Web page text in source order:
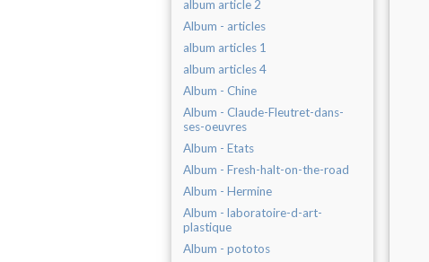
album article 2
Album - articles
album articles 1
album articles 4
Album - Chine
Album - Claude-Fleutret-dans-
ses-oeuvres
Album - Etats
Album - Fresh-halt-on-the-road
Album - Hermine
Album - laboratoire-d-art-
plastique
Album - pototos